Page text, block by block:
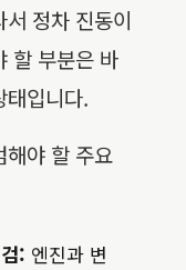
정차 진동이
할 부분은 바
태입니다.
해야 할 주요
: 엔진과 변